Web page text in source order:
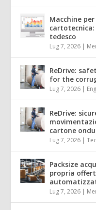
Macchine
tedesco
Lug 7, 2026 |
ReDrive:
for the
Lug 7, 2026 |
ReDrive:
cartone
Lug 7, 2026 |
Packsize
propria
Lug 7, 2026 |